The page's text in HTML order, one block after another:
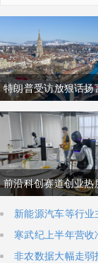
特朗普受访放狠话扬
商品抹平贸易逆差
与经贸纽带实际情
前沿科创赛道创业热
式AI与人形机器人
增长极
新能源汽车等行
主体稳步扩容
寒武纪上半年营
非农数据大幅走